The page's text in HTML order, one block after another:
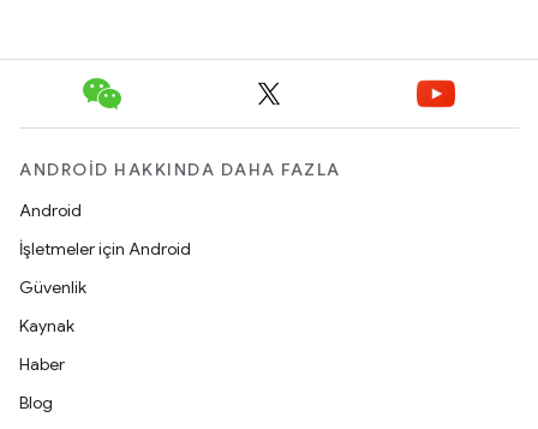
ANDROID HAKKINDA DAHA FAZLA
Android
İşletmeler için Android
Güvenlik
Kaynak
Haber
Blog